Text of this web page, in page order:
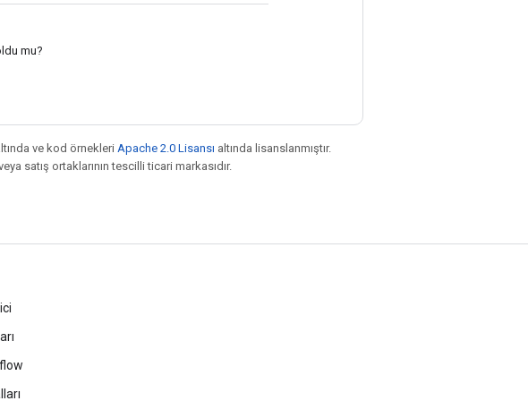
mu?
ve kod örnekleri Apache 2.0 Lisansı altında lisanslanmıştır.
satış ortaklarının tescilli ticari markasıdır.